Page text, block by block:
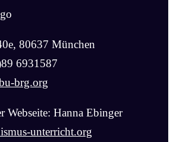
80637 München
6931587
brg.org
Webseite: Hanna Ebinger
unterricht.org